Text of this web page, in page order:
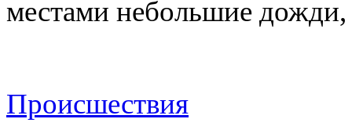
местами небольшие
Происшествия